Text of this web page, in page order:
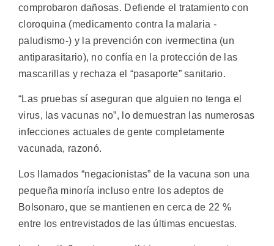
comprobaron dañosas. Defiende el tratamiento con
cloroquina (medicamento contra la malaria -
paludismo-) y la prevención con ivermectina (un
antiparasitario), no confía en la protección de las
mascarillas y rechaza el “pasaporte” sanitario.
“Las pruebas sí aseguran que alguien no tenga el
virus, las vacunas no”, lo demuestran las numerosas
infecciones actuales de gente completamente
vacunada, razonó.
Los llamados “negacionistas” de la vacuna son una
pequeña minoría incluso entre los adeptos de
Bolsonaro, que se mantienen en cerca de 22 %
entre los entrevistados de las últimas encuestas.